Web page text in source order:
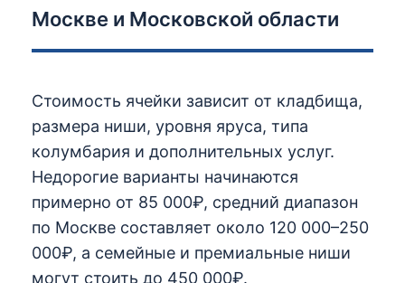
Москве и Московской области
Стоимость ячейки зависит от кладбища,
размера ниши, уровня яруса, типа
колумбария и дополнительных услуг.
Недорогие варианты начинаются
примерно от 85 000₽, средний диапазон
по Москве составляет около 120 000–250
000₽, а семейные и премиальные ниши
могут стоить до 450 000₽.